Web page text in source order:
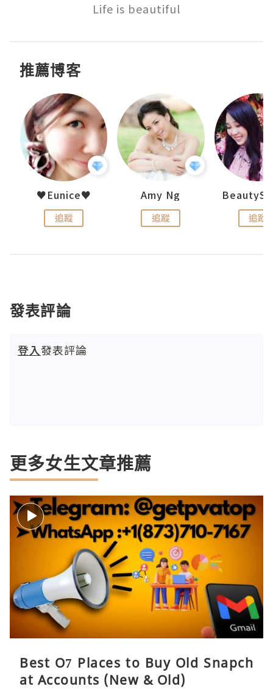
Life is beautiful
推薦博客
♥Eunice♥
追蹤
Amy Ng
追蹤 追蹤
發表評論
登入發表評論
更多女生文章推薦
Best O7 Places to Buy Old Snapch
at Accounts (New & Old)